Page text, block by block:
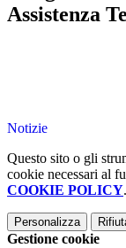
Assistenza
Notizie
Questo sito o gli
cookie necessari al
COOKIE POLICY.
Personalizza
Gestione cookie